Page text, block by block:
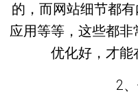
的，而网站细节都
应用等等，这些都
优化好，才能
2